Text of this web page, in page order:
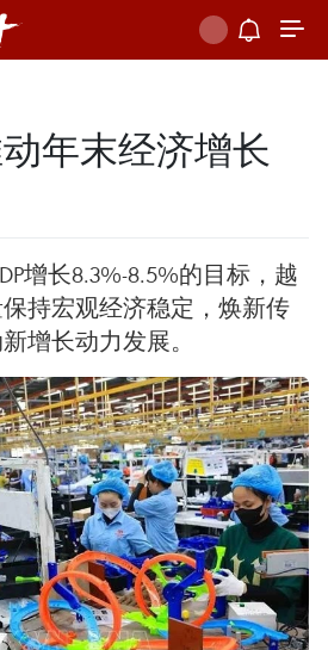
年末经济增长
增长8.3%-8.5%的目标，越
持宏观经济稳定，焕新传
增长动力发展。